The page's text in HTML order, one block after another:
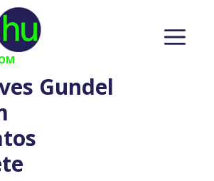
Gundel